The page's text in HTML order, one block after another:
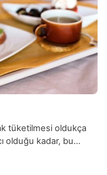
tüketilmesi oldukça
olduğu kadar, bu
almasına yardımcı